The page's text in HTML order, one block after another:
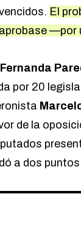
El
Fernanda
por 20
de la
a dos